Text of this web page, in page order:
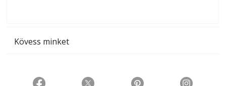
Kövess minket